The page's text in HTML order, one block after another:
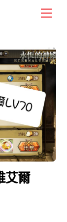
艾爾